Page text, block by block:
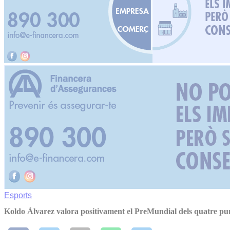
Esports
Koldo Álvarez valora positivament el PreMundial dels quatre